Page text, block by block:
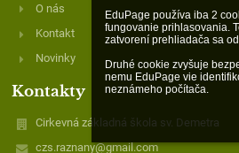
EduPage používa iba 2
fungovanie prihlasovania.
zatvorení prehliadača sa
Druhé cookie zvyšuje
nemu EduPage vie
neznámeho počítača.
O nás
Kontakt
Novinky
Kontakty
Cirkevná základná škola sv. Demetra
czs.raznany@gmail.com